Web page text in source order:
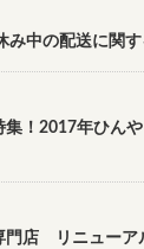
み中の配送に関
！2017年ひん
門店 リニューア